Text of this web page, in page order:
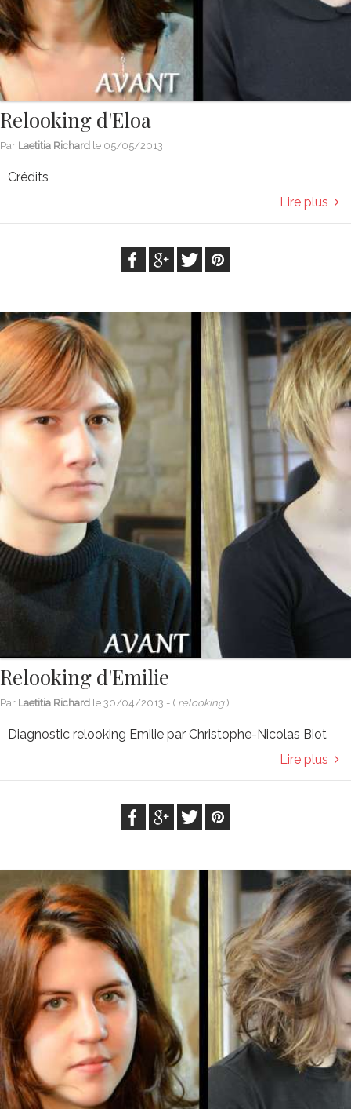
Relooking d'Eloa
Par Laetitia Richard le 05/05/2013
Crédits
Lire plus
Relooking d'Emilie
Par Laetitia Richard le 30/04/2013 - ( relooking)
Diagnostic relooking Emilie par Christophe-Nicolas Biot
Lire plus